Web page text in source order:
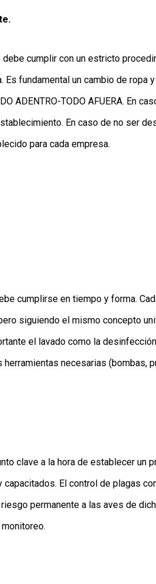
cumplir con un estricto
fundamental un cambio de ropa
ADENTRO-TODO AFUERA. En
En caso de no ser
para cada empresa.
cumplirse en tiempo y forma.
siguiendo el mismo concepto
el lavado como la
necesarias (bombas,
clave a la hora de establecer un
El control de plagas
permanente a las aves de